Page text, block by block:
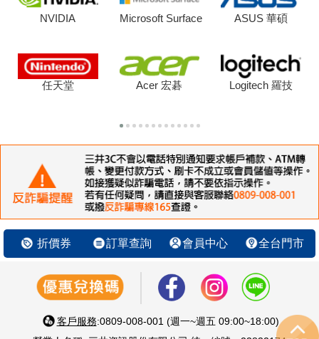
NVIDIA Microsoft Surface ASUS 華碩
任天堂 Acer 宏碁 Logitech 羅技
折價券 訂單查詢 會員中心 全台門市
客戶服務:0809-008-001 (週一~週五 09:00~18:00)